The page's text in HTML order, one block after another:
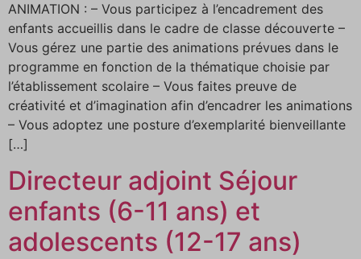
ANIMATION : – Vous participez à l’encadrement des
enfants accueillis dans le cadre de classe découverte –
Vous gérez une partie des animations prévues dans le
programme en fonction de la thématique choisie par
l’établissement scolaire – Vous faites preuve de
créativité et d’imagination afin d’encadrer les animations
– Vous adoptez une posture d’exemplarité bienveillante
[…]
Directeur adjoint Séjour
enfants (6-11 ans) et
adolescents (12-17 ans)